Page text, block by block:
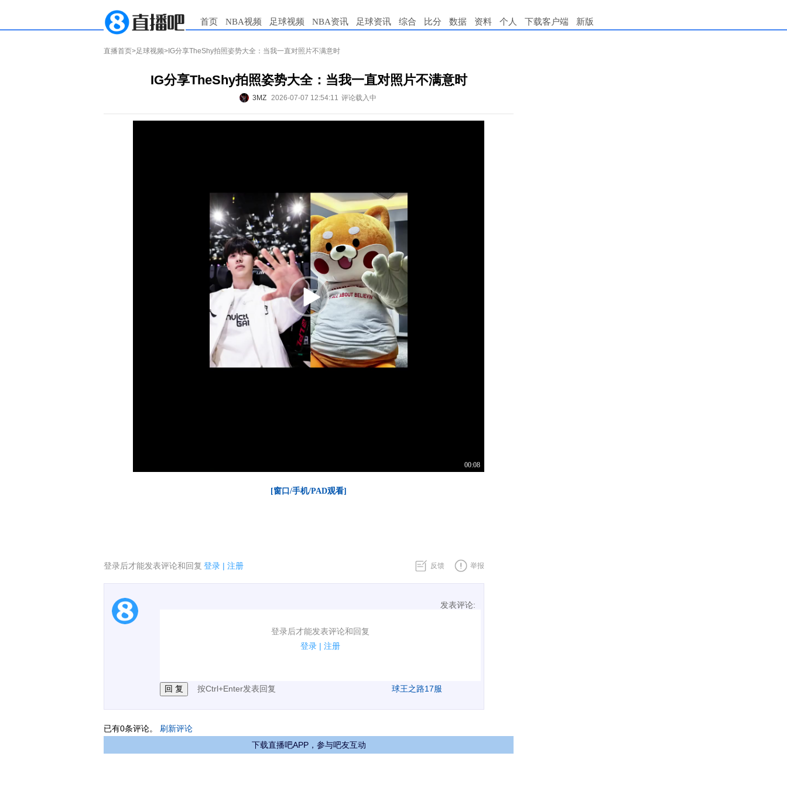
首页 NBA视频 足球视频 NBA资讯 足球资讯 综合 比分 数据 资料 个人 下载客户端 新版
直播首页>足球视频>IG分享TheShy拍照姿势大全：当我一直对照片不满意时
IG分享TheShy拍照姿势大全：当我一直对照片不满意时
3MZ 2026-07-07 12:54:11 评论载入中
00:08
[窗口/手机/PAD观看]
登录后才能发表评论和回复 登录 | 注册 反馈 举报
发表评论:
登录后才能发表评论和回复
登录 | 注册
1.电脑端新用户可以发表评论了！
按Ctrl+Enter发表回复 球王之路17服
已有0条评论。 刷新评论
下载直播吧APP，参与吧友互动